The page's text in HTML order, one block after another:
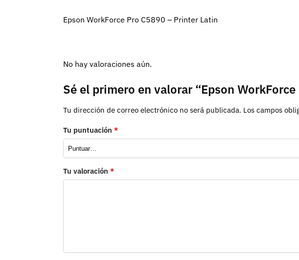
Epson WorkForce Pro C5890 – Printer Latin
No hay valoraciones aún.
Sé el primero en valorar “Epson
Tu dirección de correo electrónico no será publicada. Los campos
Tu puntuación *
Tu valoración *